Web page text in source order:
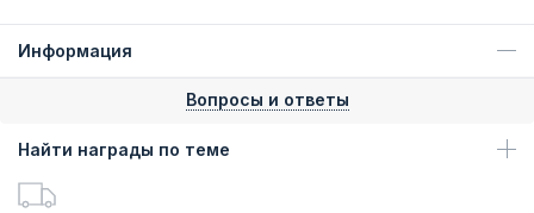
Информация
Вопросы и ответы
Найти награды по теме